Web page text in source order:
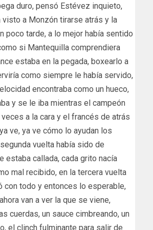
duro, pensó Estévez inquieto,
a Monzón tirarse atrás y la
poco tarde, a lo mejor había sentido
si Mantequilla comprendiera
estaba en la pegada, boxearlo a
como siempre le había servido,
encontraba como un hueco,
y se le iba mientras el campeón
a la cara y el francés de atrás
ve, ya ve cómo lo ayudan los
vuelta había sido de
estaba callada, cada grito nacía
mal recibido, en la tercera vuelta
con todo y entonces lo esperable,
van a ver la que se viene,
cuerdas, un sauce cimbreando, un
el clinch fulminante para salir de